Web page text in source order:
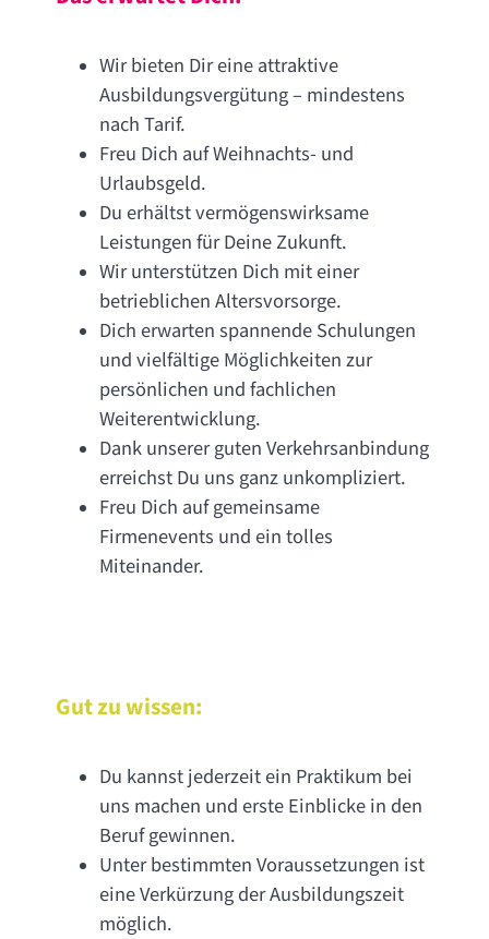
Wir bieten Dir eine attraktive
Ausbildungsvergütung – mindestens
nach Tarif.
Freu Dich auf Weihnachts- und
Urlaubsgeld.
Du erhältst vermögenswirksame
Leistungen für Deine Zukunft.
Wir unterstützen Dich mit einer
betrieblichen Altersvorsorge.
Dich erwarten spannende Schulungen
und vielfältige Möglichkeiten zur
persönlichen und fachlichen
Weiterentwicklung.
Dank unserer guten Verkehrsanbindung
erreichst Du uns ganz unkompliziert.
Freu Dich auf gemeinsame
Firmenevents und ein tolles
Miteinander.
Gut zu wissen:
Du kannst jederzeit ein Praktikum bei
uns machen und erste Einblicke in den
Beruf gewinnen.
Unter bestimmten Voraussetzungen ist
eine Verkürzung der Ausbildungszeit
möglich.